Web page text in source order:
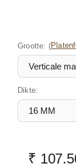
Grootte: (
Dikte:
₹